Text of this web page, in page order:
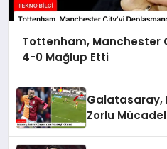
Tottenham, Manchester
4-0 Mağlup Etti
Galatasaray,
Zorlu